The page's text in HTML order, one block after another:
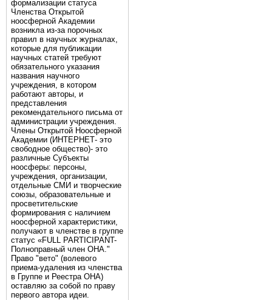
формализации статуса
Членства Открытой
ноосферной Академии
возникла из-за порочных
правил в научных журналах,
которые для публикации
научных статей требуют
обязательного указания
названия научного
учреждения, в котором
работают авторы, и
представления
рекомендательного письма от
администрации учреждения.
Члены Открытой Ноосферной
Академии (ИНТЕРНЕТ- это
свободное общество)- это
различные Субъекты
ноосферы: персоны,
учреждения, организации,
отдельные СМИ и творческие
союзы, образовательные и
просветительские
формирования с наличием
ноосферной характеристики,
получают в членстве в группе
статус «FULL PARTICIPANT-
Полноправный член ОНА."
Право "вето" (волевого
приема-удаления из членства
в Группе и Реестра ОНА)
оставляю за собой по праву
первого автора идеи.